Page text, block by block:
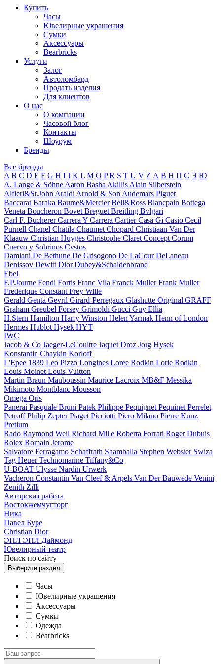
Купить
Часы
Ювелирные украшения
Сумки
Аксессуары
Bearbricks
Услуги
Залог
Автоломбард
Продать изделия
Для клиентов
О нас
О компании
Часовой блог
Контакты
Шоурум
Бренды
Все бренды
A B C D E F G H I J K L M O P R S T U V Z А В Н П С Э Ю
A. Lange & Söhne Aaron Basha Akillis Alain Silberstein
Alfieri&St.John Araldi Arnold & Son Audemars Piguet
Baccarat Baraka Baume&MercierBell&Ross Blancpain Bottega
Veneta Boucheron Bovet Breguet Breitling Bvlgari
Carl F. BuchererCarrera Y Carrera CartierCasa Gi Casio Cecil
Purnell Chanel Chatila Chaumet Chopard Christiaan Van Der
Klaauw Christian Huyges Christophe Claret Concept Corum
Cuervo y Sobrinos Cvstos
Damiani De Bethune De Grisogono De LaCourDeLaneau
Denissov Dewitt DiorDubey&Schaldenbrand
Ebel
F.P.Journe Fendi Fortis Franc Vila Franck MullerFrank Muller
Frederique Constant Frey Wille
Gerald Genta Gevril Girard-Perregaux Glashutte Original GRAFF
Graham Greubel Forsey Grimoldi Gucci Guy Ellia
H.Stern Hamilton Harry Winston Helen Yarmak Henn of London
Hermes Hublot Hysek HYT
IWC
Jacob & Co Jaeger-LeCoultre Jaquet Droz Jorg Hysek
Konstantin Chaykin Korloff
L'Epee 1839 Leo Pizzo Longines Loree Rodkin Lorie Rodkin
Louis Moinet Louis Vuitton
Martin Braun Mauboussin Maurice Lacroix MB&F Messika
Mikimoto Montblanc Mousson
Omega Oris
Panerai Pasquale Bruni Patek Philippe Pequignet Pequinet Perrelet
PetroffPhilip ZepterPiaget Picciotti Piero Milano Pierre Kunz
Pretium
Rado Raymond Weil Richard Mille Roberta Forrati Roger Dubuis
Rolex Romain Jerome
Salvatore Ferragamo Schaffrath Shamballa Stephen Webster Swiza
Tag HeuerTechnomarine Tiffany&Co
U-BOAT Ulysse Nardin Urwerk
Vacheron Constantin Van Cleef & Arpels Van Der Bauwede Venini
Zenith Zilli
Авторская работа
Востокжемчугторг
Ника
Павел Буре
Сhristian Dior
ЭПЛ ЭПЛ Даймонд
Ювелирный театр
Поиск по сайту
Выберите раздел
Часы
Ювелирные украшения
Аксессуары
Сумки
Одежда
Bearbricks